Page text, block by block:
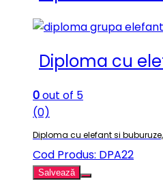
Diploma cu
0out of 5
(0)
Diploma cu elefant si
Cod Produs: DPA22
Salvează